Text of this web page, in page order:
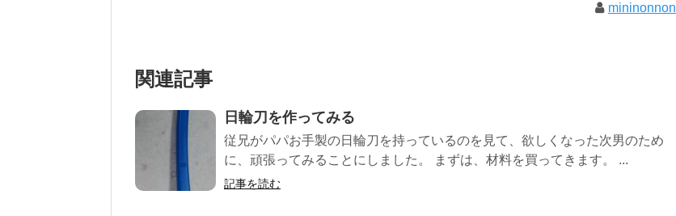
mininonnon
関連記事
日輪刀を作ってみる
従兄がパパお手製の日輪刀を持っているのを見て、欲しくなった次男のため
に、頑張ってみることにしました。 まずは、材料を買ってきます。 ...
記事を読む